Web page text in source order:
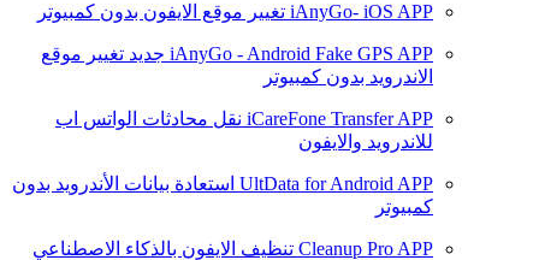
iAnyGo- iOS APP تغيير موقع الايفون بدون كمبيوتر
iAnyGo - Android Fake GPS APP جديد تغيير موقع
الاندرويد بدون كمبيوتر
iCareFone Transfer APP نقل محادثات الواتس اب
للاندرويد والايفون
UltData for Android APP استعادة بيانات الأندرويد بدون
كمبيوتر
Cleanup Pro APP تنظيف الايفون بالذكاء الاصطناعي